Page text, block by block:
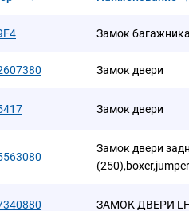
Замок
Замок двери
Замок двери
Замок двери
ЗАМОК ДВЕРИ